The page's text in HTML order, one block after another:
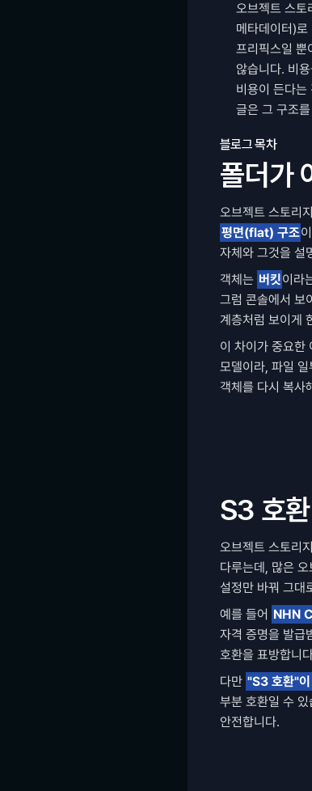
오브젝트 스토
메타데이터)
프리픽스일
않습니다. 비
비용이 든다
글은 그 구조
블로그 목차
폴더가
평면(flat) 구조
자체와 그것을 설
객체는 버킷이라
그럼 콘솔에서 보
계층처럼 보이게
이 차이가 중요한
모델이라, 파일
객체를 다시 복사
S3 호
오브젝트 스토리
다루는데, 많은
설정만 바꿔 그대
예를 들어 NHN
자격 증명을 발급
호환을 표방합니
다만 "S3 호환"
부분 호환일 수
안전합니다.